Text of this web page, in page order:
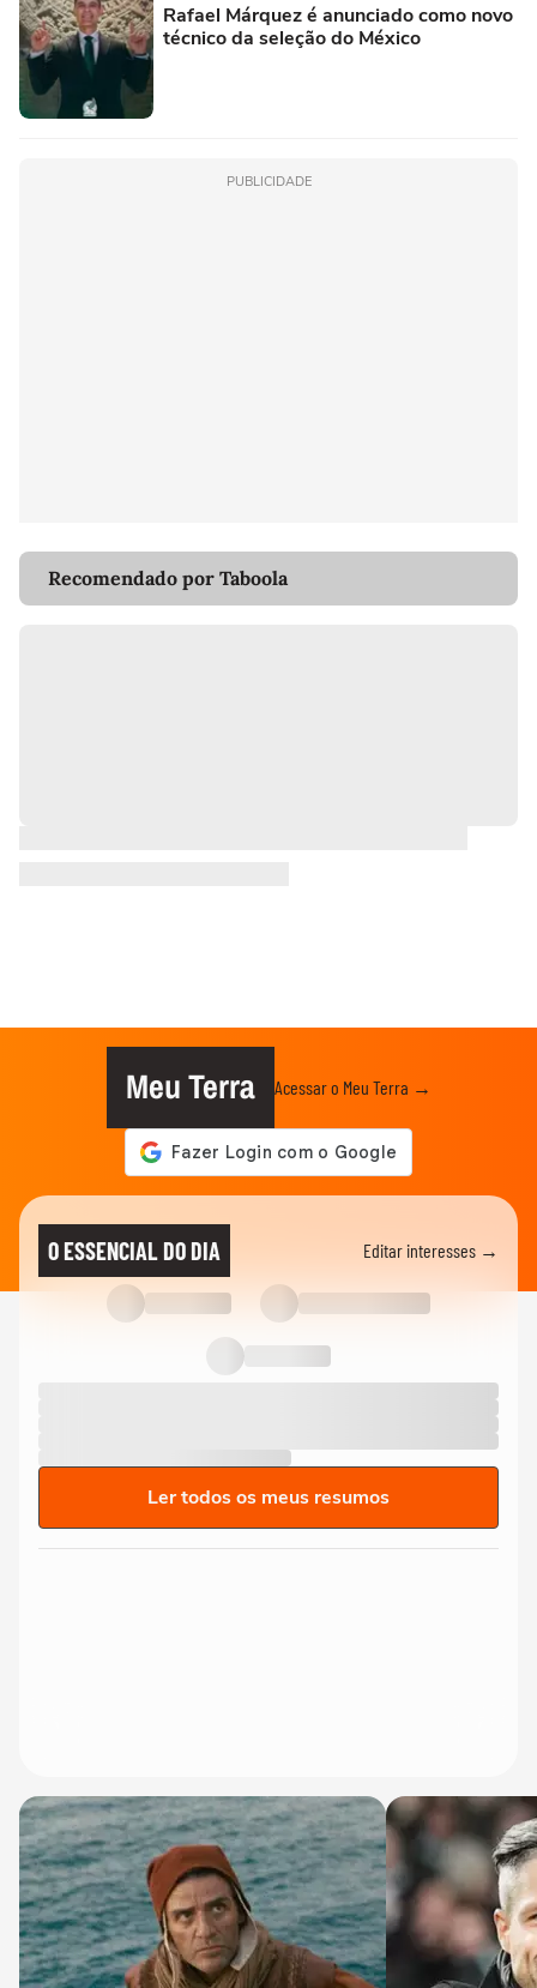
Rafael Márquez é anunciado como novo
técnico da seleção do México
PUBLICIDADE
Recomendado por Taboola
Meu Terra Acessar o Meu Terra →
O ESSENCIAL DO DIA Editar interesses →
Ler todos os meus resumos